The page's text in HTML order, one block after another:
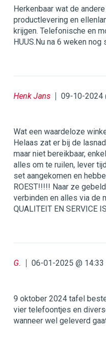
Herkenbaar wat de
productlevering en
krijgen. Telefonische en
HUUS.Nu na 6 weken
Henk Jans 09-10-2024
Wat een waardeloze
Helaas zat er bij de
maar niet bereikbaar,
alles om te ruilen, lever
set aangekomen en
ROEST!!!!! Naar ze
verbinden en alles via de
QUALITEIT EN SERVICE
G. 06-01-2025 @ 14:33
9 oktober 2024 tafel
vier telefoontjes en
wanneer wel geleverd